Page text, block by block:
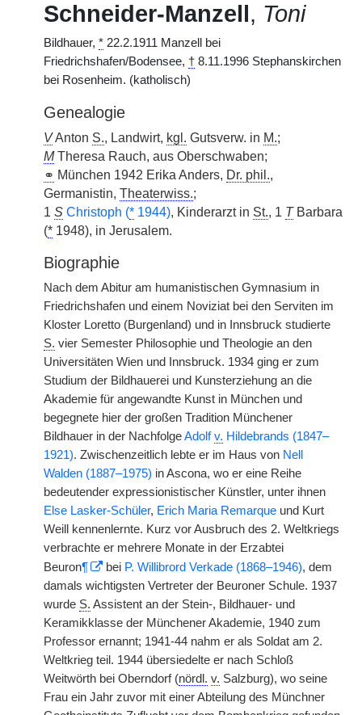
Schneider-Manzell, Toni
Bildhauer, * 22.2.1911 Manzell bei
Friedrichshafen/Bodensee, † 8.11.1996 Stephanskirchen
bei Rosenheim. (katholisch)
Genealogie
VAnton S., Landwirt, kgl. Gutsverw. in M.;
MTheresa Rauch, aus Oberschwaben;
⚭ München 1942 Erika Anders, Dr. phil.,
Germanistin, Theaterwiss.;
1 S Christoph (* 1944), Kinderarzt in St., 1 TBarbara
(* 1948), in Jerusalem.
Biographie
Nach dem Abitur am humanistischen Gymnasium in
Friedrichshafen und einem Noviziat bei den Serviten im
Kloster Loretto (Burgenland) und in Innsbruck studierte
S. vier Semester Philosophie und Theologie an den
Universitäten Wien und Innsbruck. 1934 ging er zum
Studium der Bildhauerei und Kunsterziehung an die
Akademie für angewandte Kunst in München und
begegnete hier der großen Tradition Münchener
Bildhauer in der NachfolgeAdolfv. Hildebrands (1847–
1921). Zwischenzeitlich lebte er im Haus von Nell
Walden (1887–1975) in Ascona, wo er eine Reihe
bedeutender expressionistischer Künstler, unter ihnen
Else Lasker-Schüler, Erich Maria Remarque und Kurt
Weill kennenlernte. Kurz vor Ausbruch des 2. Weltkriegs
verbrachte er mehrere Monate in der Erzabtei
Beuron¶ bei P. Willibrord Verkade (1868–1946), dem
damals wichtigsten Vertreter der Beuroner Schule. 1937
wurde S. Assistent an der Stein-, Bildhauer- und
Keramikklasse der Münchener Akademie, 1940 zum
Professor ernannt; 1941-44 nahm er als Soldat am 2.
Weltkrieg teil. 1944 übersiedelte er nach Schloß
Weitwörth bei Oberndorf (nördl. v. Salzburg), wo seine
Frau ein Jahr zuvor mit einer Abteilung des Münchner